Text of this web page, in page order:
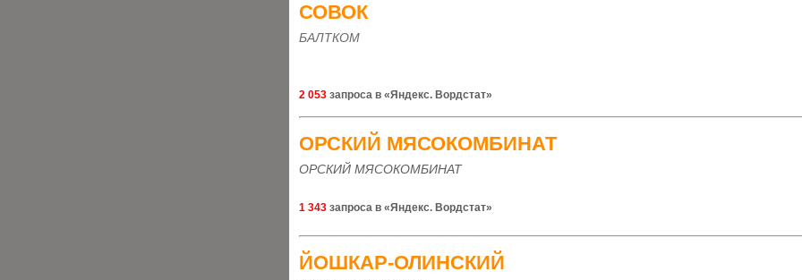
СОВОК
БАЛТКОМ
2 053 запроса в «Яндекс. Вордстат»
ОРСКИЙ МЯСОКОМБИНАТ
ОРСКИЙ МЯСОКОМБИНАТ
1 343 запроса в «Яндекс. Вордстат»
ЙОШКАР-ОЛИНСКИЙ